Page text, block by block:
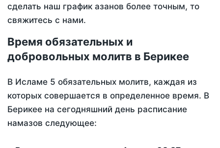
сделать наш график азанов более точным, то
свяжитесь с нами.
Время обязательных и
добровольных молитв в Берикее
В Исламе 5 обязательных молитв, каждая из
которых совершается в определенное время. В
Берикее на сегодняшний день расписание
намазов следующее: